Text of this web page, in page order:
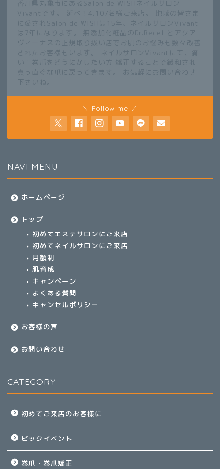
香川県丸亀市にあるSalon de WISHネイルサロン
Vivantです。 延べ！4,107名様ご来店。 地域の皆さま
に愛されSalon de WISHは15年、ネイルサロンVivant
は7年になります。 無添加化粧品のDr.Recellとアクア
ヴィーナスの正規取り扱い店でお肌のお悩みも数々改善
されたお客様もいます。 ネイルサロンVivantにて、痛
い！巻爪をどうにかしたい方 矯正することで緩和され
真っ直ぐな爪に戻ってきます。 お気軽にお問い合わせ
下さいね。
＼ Follow me ／
NAVI MENU
ホームページ
トップ
初めてエステサロンにご来店
初めてネイルサロンにご来店
月額制
肌育成
キャンペーン
よくある質問
キャンセルポリシー
お客様の声
お問い合わせ
CATEGORY
初めてご来店のお客様に
ビックイベント
巻爪・巻爪矯正